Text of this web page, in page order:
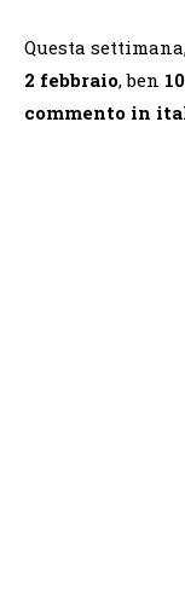
Questa
2 febbraio, ben
commento in